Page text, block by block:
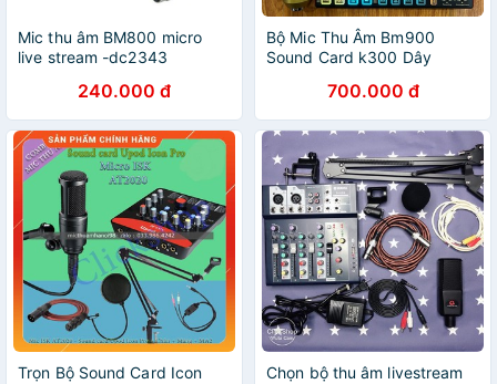
Mic thu âm BM800 micro
live stream -dc2343
240.000 đ
Bộ Mic Thu Âm Bm900
Sound Card k300 Dây
Thu Âm Sound Card k300
Hỗ Trợ Auto tune Bluetooth -
live
700.000 đ
Trọn Bộ Sound Card Icon
Chọn bộ thu âm livestream